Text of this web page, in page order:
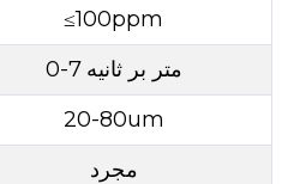
≤100ppm
0-7 متر بر ثانیه
20-80um
مجرد